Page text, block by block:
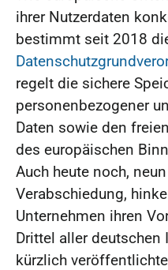
ihrer Nutzerdaten
bestimmt seit 2018
regelt die sichere
personenbezogener
Daten sowie den
des europäischen
Auch heute noch,
Verabschiedung,
Unternehmen ihren
Drittel aller deutschen
kürzlich veröffentlichte